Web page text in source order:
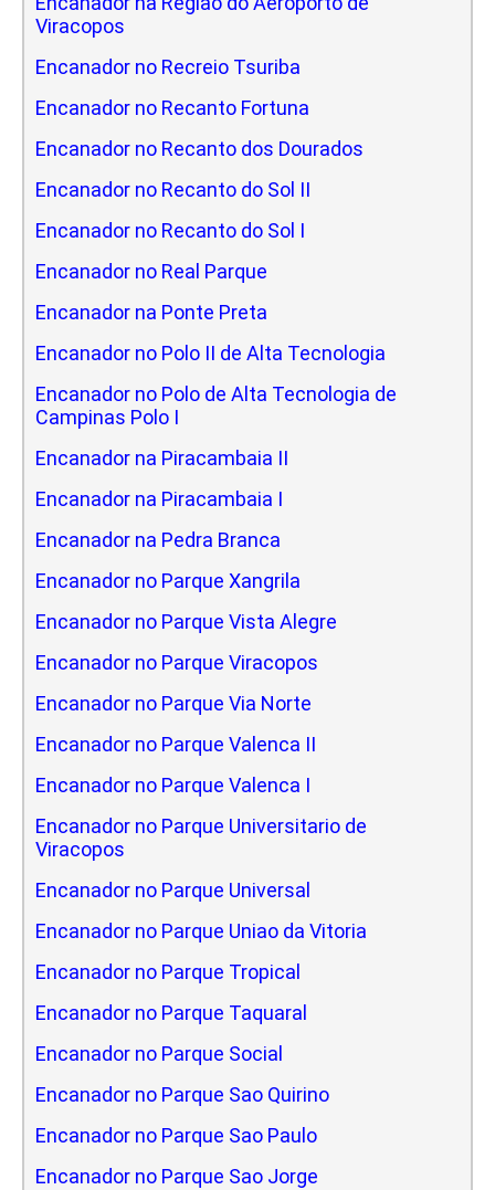
Viracopos
Encanador no Recreio Tsuriba
Encanador no Recanto Fortuna
Encanador no Recanto dos Dourados
Encanador no Recanto do Sol II
Encanador no Recanto do Sol I
Encanador no Real Parque
Encanador na Ponte Preta
Encanador no Polo II de Alta Tecnologia
Encanador no Polo de Alta Tecnologia de
Campinas Polo I
Encanador na Piracambaia II
Encanador na Piracambaia I
Encanador na Pedra Branca
Encanador no Parque Xangrila
Encanador no Parque Vista Alegre
Encanador no Parque Viracopos
Encanador no Parque Via Norte
Encanador no Parque Valenca II
Encanador no Parque Valenca I
Encanador no Parque Universitario de
Viracopos
Encanador no Parque Universal
Encanador no Parque Uniao da Vitoria
Encanador no Parque Tropical
Encanador no Parque Taquaral
Encanador no Parque Social
Encanador no Parque Sao Quirino
Encanador no Parque Sao Paulo
Encanador no Parque Sao Jorge